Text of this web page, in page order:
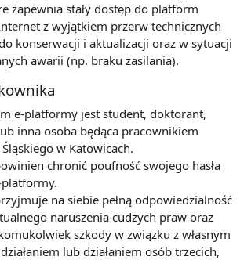
zapewnia stały dostęp do platform
z wyjątkiem przerw technicznych
konserwacji i aktualizacji oraz w sytuacji
awarii (np. braku zasilania).
e-platformy jest student, doktorant,
inna osoba będąca pracownikiem
w Katowicach.
chronić poufność swojego hasła
na siebie pełną odpowiedzialność
naruszenia cudzych praw oraz
szkody w związku z własnym
lub działaniem osób trzecich,